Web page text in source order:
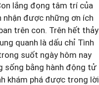
lắng đọng tâm trí của
nhận được những ơn ích
trên con. Trên hết thảy
quanh là dấu chỉ Tình
suốt ngày hôm nay
sống bằng hành động tử
khám phá được trong lời